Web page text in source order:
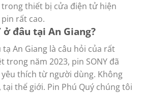
trong thiết bị cửa điện tử hiện
rất cao.
ở đâu tại An Giang?
tạ An Giang là câu hỏi của rất
trong năm 2023, pin SONY đã
thích từ người dùng. Không
thế giới. Pin Phú Quý chúng tôi